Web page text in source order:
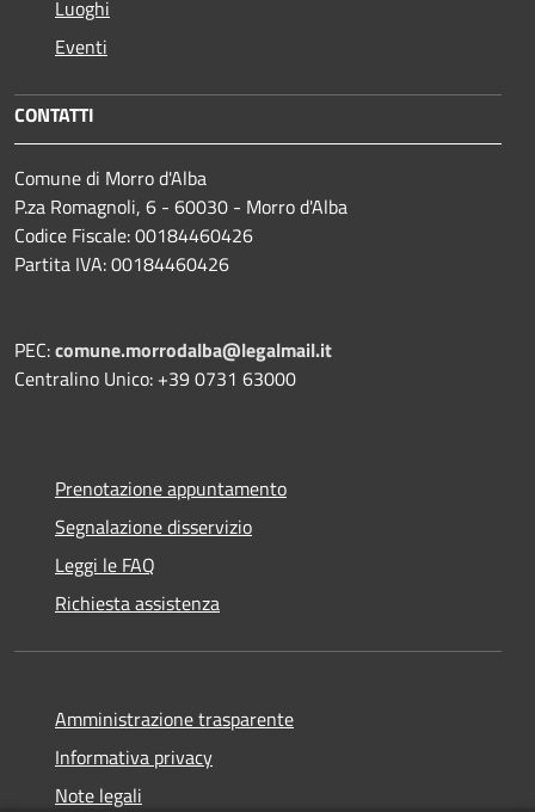
Luoghi
Eventi
CONTATTI
Comune di Morro d'Alba
P.za Romagnoli, 6 - 60030 - Morro d'Alba
Codice Fiscale: 00184460426
Partita IVA: 00184460426
PEC:comune.morrodalba@legalmail.it
Centralino Unico: +39 0731 63000
Prenotazione appuntamento
Segnalazione disservizio
Leggi le FAQ
Richiesta assistenza
Amministrazione trasparente
Informativa privacy
Note legali